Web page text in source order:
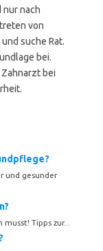
nach
von
suche Rat.
bei.
bei
und gesunder
Tipps zur...